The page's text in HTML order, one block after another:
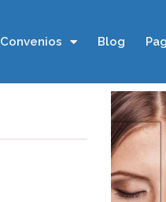
Convenios Blog